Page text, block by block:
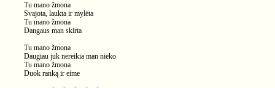
Tu mano žmona
Svajota, laukta ir mylėta
Tu mano žmona
Dangaus man skirta
Tu mano žmona
Daugiau juk nereikia man nieko
Tu mano žmona
Duok ranką ir eime